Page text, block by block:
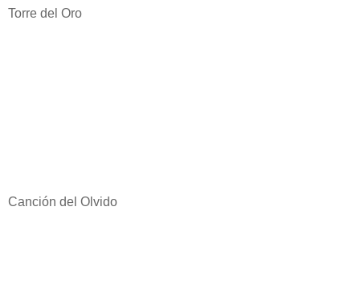
Torre del Oro
Canción del Olvido